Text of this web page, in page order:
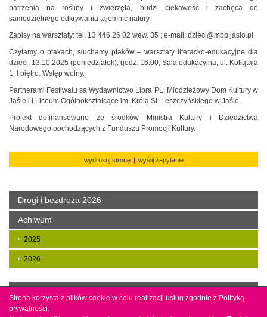
Strona korzysta z plików cookie w celu realizacji usług zgodnie z Polityką
prywatności.
Strona korzysta z plików cookie w celu realizacji usług zgodnie z Polityką
prywatności.
patrzenia na rośliny i zwierzęta, budzi ciekawość i zachęca do
samodzielnego odkrywania tajemnic natury.
Zapisy na warsztaty: tel. 13 446 26 02 wew. 35 ; e-mail: dzieci@mbp.jaslo.pl
Czytamy o ptakach, słuchamy ptaków – warsztaty literacko-edukacyjne dla
dzieci, 13.10.2025 (poniedziałek), godz. 16:00, Sala edukacyjna, ul. Kołłątaja
1, I piętro. Wstęp wolny.
Partnerami Festiwalu są Wydawnictwo Libra PL, Młodzieżowy Dom Kultury w
Jaśle i I Liceum Ogólnokształcące im. Króla St. Leszczyńskiego w Jaśle.
Projekt dofinansowano ze środków Ministra Kultury i Dziedzictwa
Narodowego pochodzących z Funduszu Promocji Kultury.
wydrukuj stronę | wyślij zapytanie
Drogi i bezdroża 2026
Achiwum
2025
2026
Copyright by mbp w Jaśle. Projekt i wykonanieAgencja